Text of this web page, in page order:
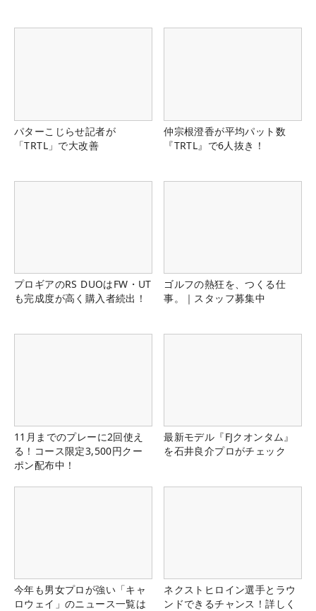
パターこじらせ記者が
「TRTL」で大改善
仲宗根澄香が平均パット数
『TRTL』で6人抜き！
プロギアのRS DUOはFW・UT
も完成度が高く購入者続出！
ゴルフの熱狂を、つくる仕
事。｜スタッフ募集中
11月までのプレーに2回使え
る！コース限定3,500円クー
ポン配布中！
最新モデル『FJクオンタム』
を石井良介プロがチェック
今年も男女プロが強い「キャ
ロウェイ」のニュース一覧は
ネクストヒロイン選手とラウ
ンドできるチャンス！詳しく